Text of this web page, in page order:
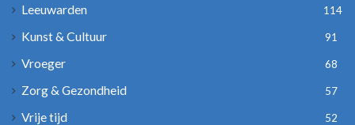
Leeuwarden 114
Kunst & Cultuur 91
Vroeger 68
Zorg & Gezondheid 57
Vrije tijd 52